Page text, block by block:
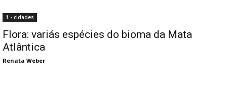
1 - cidades
Flora: variás espécies do bioma da Mata
Atlântica
Renata Weber